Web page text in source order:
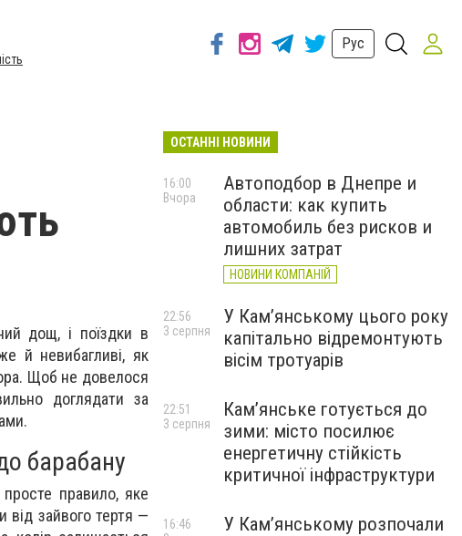
Рус
дощ, і поїздки в
й невибагливі, як
Щоб не довелося
доглядати за
барабану
правило, яке
від зайвого тертя —
ОСТАННІ НОВИНИ
Автоподбор в Днепре и
области: как купить
автомобиль без рисков и
лишних затрат
НОВИНИ КОМПАНІЙ
16:00
Вчора
У Кам’янському цього року
капітально відремонтують
вісім тротуарів
22:56
3 серпня
Кам’янське готується до
зими: місто посилює
енергетичну стійкість
критичної інфраструктури
22:51
3 серпня
У Кам’янському розпочали
16:46